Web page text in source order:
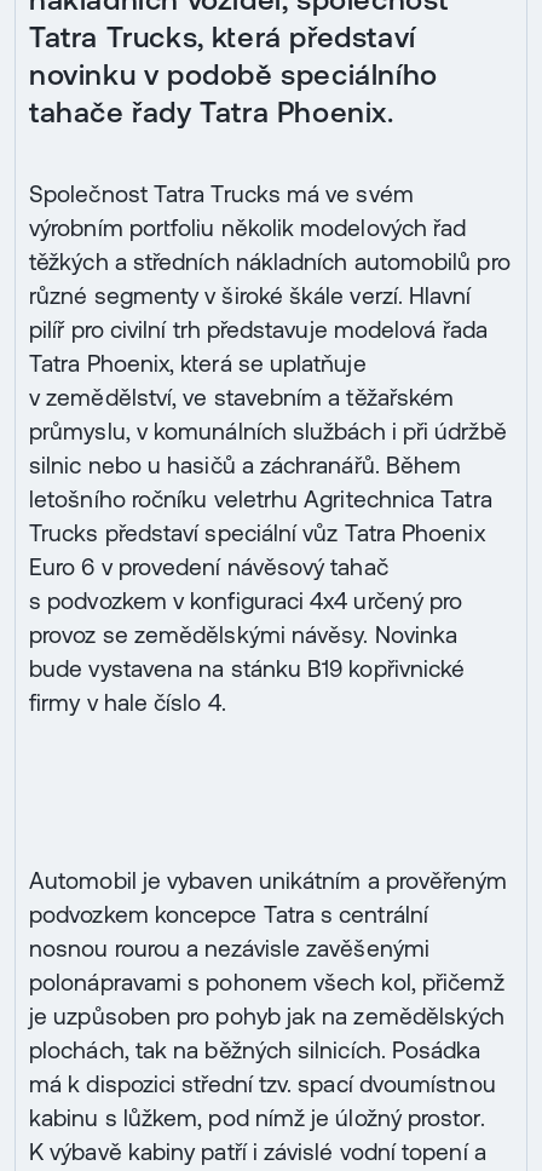
Tatra Trucks, která představí
novinku v podobě speciálního
tahače řady Tatra Phoenix.
Společnost Tatra Trucks má ve svém
výrobním portfoliu několik modelových řad
těžkých a středních nákladních automobilů pro
různé segmenty v široké škále verzí. Hlavní
pilíř pro civilní trh představuje modelová řada
Tatra Phoenix, která se uplatňuje
v zemědělství, ve stavebním a těžařském
průmyslu, v komunálních službách i při údržbě
silnic nebo u hasičů a záchranářů. Během
letošního ročníku veletrhu Agritechnica Tatra
Trucks představí speciální vůz Tatra Phoenix
Euro 6 v provedení návěsový tahač
s podvozkem v konfiguraci 4x4 určený pro
provoz se zemědělskými návěsy. Novinka
bude vystavena na stánku B19 kopřivnické
firmy v hale číslo 4.
Automobil je vybaven unikátním a prověřeným
podvozkem koncepce Tatra s centrální
nosnou rourou a nezávisle zavěšenými
polonápravami s pohonem všech kol, přičemž
je uzpůsoben pro pohyb jak na zemědělských
plochách, tak na běžných silnicích. Posádka
má k dispozici střední tzv. spací dvoumístnou
kabinu s lůžkem, pod nímž je úložný prostor.
K výbavě kabiny patří i závislé vodní topení a